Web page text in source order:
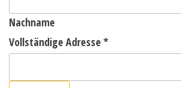
Nachname
Vollständige Adresse *